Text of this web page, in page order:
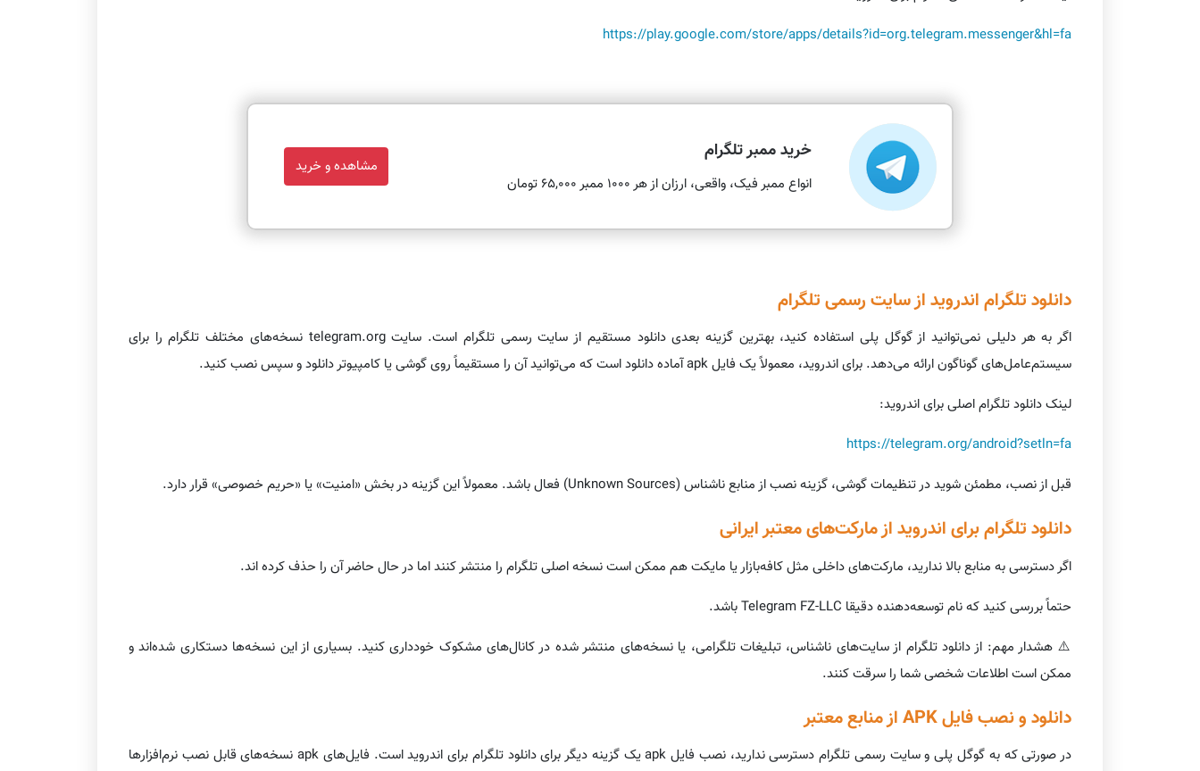
https://play.google.com/store/apps/details?id=org.telegram.messenger&hl=fa
خرید ممبر تلگرام
انواع ممبر فیک، واقعی، ارزان از هر 1000 ممبر 65,000 تومان
مشاهده و خرید
دانلود تلگرام اندروید از سایت رسمی تلگرام
اگر به هر دلیلی نمی‌توانید از گوگل پلی استفاده کنید، بهترین گزینه بعدی دانلود مستقیم از سایت رسمی تلگرام است. سایت telegram.org نسخه‌های مختلف تلگرام را برای
سیستم‌عامل‌های گوناگون ارائه می‌دهد. برای اندروید، معمولاً یک فایل apk آماده دانلود است که می‌توانید آن را مستقیماً روی گوشی یا کامپیوتر دانلود و سپس نصب کنید.
لینک دانلود تلگرام اصلی برای اندروید:
https://telegram.org/android?setln=fa
قبل از نصب، مطمئن شوید در تنظیمات گوشی، گزینه نصب از منابع ناشناس (Unknown Sources) فعال باشد. معمولاً این گزینه در بخش «امنیت» یا «حریم خصوصی» قرار دارد.
دانلود تلگرام برای اندروید از مارکت‌های معتبر ایرانی
اگر دسترسی به منابع بالا ندارید، مارکت‌های داخلی مثل کافه‌بازار یا مایکت هم ممکن است نسخه اصلی تلگرام را منتشر کنند اما در حال حاضر آن را حذف کرده اند.
حتماً بررسی کنید که نام توسعه‌دهنده دقیقا Telegram FZ-LLC باشد.
⚠️ هشدار مهم: از دانلود تلگرام از سایت‌های ناشناس، تبلیغات تلگرامی، یا نسخه‌های منتشر شده در کانال‌های مشکوک خودداری کنید. بسیاری از این نسخه‌ها دستکاری شده‌اند و
ممکن است اطلاعات شخصی شما را سرقت کنند.
دانلود و نصب فایل APK از منابع معتبر
در صورتی که به گوگل پلی و سایت رسمی تلگرام دسترسی ندارید، نصب فایل apk یک گزینه دیگر برای دانلود تلگرام برای اندروید است. فایل‌های apk نسخه‌های قابل نصب نرم‌افزارها